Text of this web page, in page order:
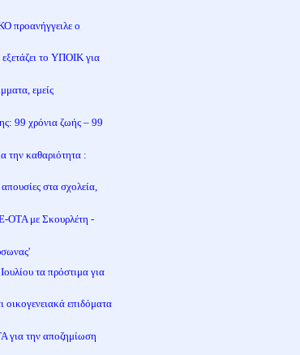
προανήγγειλε ο
το ΥΠΟΙΚ για
εμείς
99 χρόνια ζωής – 99
την καθαριότητα :
στα σχολεία,
ΟΤΑ με Σκουρλέτη -
τα πρόστιμα για
οικογενειακά επιδόματα
για την αποζημίωση